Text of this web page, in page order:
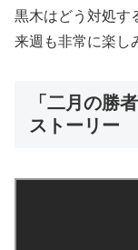
黒木はどう対処す
来週も非常に楽し
「二月の勝
ストーリー